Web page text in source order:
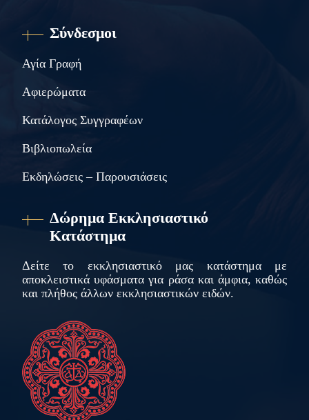
Σύνδεσμοι
Αγία Γραφή
Αφιερώματα
Κατάλογος Συγγραφέων
Βιβλιοπωλεία
Εκδηλώσεις – Παρουσιάσεις
Δώρημα Εκκλησιαστικό
Κατάστημα
Δείτε το εκκλησιαστικό μας κατάστημα με
αποκλειστικά υφάσματα για ράσα και άμφια, καθώς
και πλήθος άλλων εκκλησιαστικών ειδών.